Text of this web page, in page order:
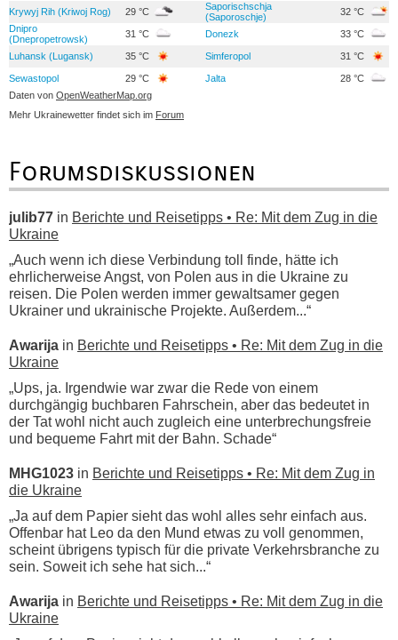
Krywyj Rih (Kriwoj Rog) 29 °C
Saporischschja
(Saporoschje)
32 °C
Dnipro
(Dnepropetrowsk)
31 °C Donezk 33 °C
Luhansk (Lugansk) 35 °C Simferopol 31 °C
Sewastopol 29 °C Jalta
28 °C
Daten von OpenWeatherMap.org
Mehr Ukrainewetter findet sich im Forum
Forumsdiskussionen
julib77 in Berichte und Reisetipps • Re: Mit dem Zug in die
Ukraine
„Auch wenn ich diese Verbindung toll finde, hätte ich
ehrlicherweise Angst, von Polen aus in die Ukraine zu
reisen. Die Polen werden immer gewaltsamer gegen
Ukrainer und ukrainische Projekte. Außerdem...“
Awarija in Berichte und Reisetipps • Re: Mit dem Zug in die
Ukraine
„Ups, ja. Irgendwie war zwar die Rede von einem
durchgängig buchbaren Fahrschein, aber das bedeutet in
der Tat wohl nicht auch zugleich eine unterbrechungsfreie
und bequeme Fahrt mit der Bahn. Schade“
MHG1023 in Berichte und Reisetipps • Re: Mit dem Zug in
die Ukraine
„Ja auf dem Papier sieht das wohl alles sehr einfach aus.
Offenbar hat Leo da den Mund etwas zu voll genommen,
scheint übrigens typisch für die private Verkehrsbranche zu
sein. Soweit ich sehe hat sich...“
Awarija in Berichte und Reisetipps • Re: Mit dem Zug in die
Ukraine